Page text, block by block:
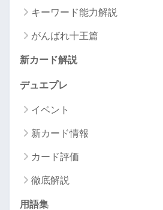
キーワード能力解説
がんばれ十王篇
新カード解説
デュエプレ
イベント
新カード情報
カード評価
徹底解説
用語集